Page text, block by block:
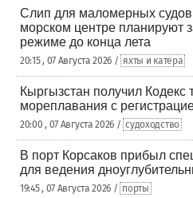
Слип для маломерных
морском центре планируют
режиме до конца лета
20:15 , 07 Августа 2026 / яхты и катера
Кыргызстан получил Кодекс
мореплавания с
20:00 , 07 Августа 2026 / судоходство
В порт Корсаков прибыл
для ведения
19:45 , 07 Августа 2026 / порты